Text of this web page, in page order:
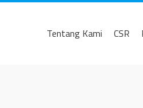
Tentang Kami CSR